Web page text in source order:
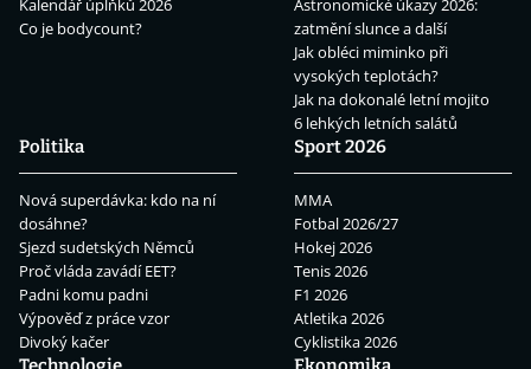
Kalendář úplňků 2026
Co je bodycount?
Astronomické úkazy 2026:
zatmění slunce a další
Jak obléci miminko při
vysokých teplotách?
Jak na dokonalé letní mojito
6 lehkých letních salátů
Politika
Nová superdávka: kdo na ní
dosáhne?
Sjezd sudetských Němců
Proč vláda zavádí EET?
Padni komu padni
Výpověď z práce vzor
Divoký kačer
Sport 2026
MMA
Fotbal 2026/27
Hokej 2026
Tenis 2026
F1 2026
Atletika 2026
Cyklistika 2026